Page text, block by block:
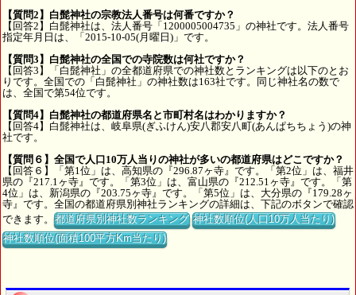
【質問2】白髭神社の宗教法人番号は何番ですか？
【回答2】白髭神社は、法人番号「1200005004735」の神社です。法人番号
指定年月日は、「2015-10-05(月曜日)」です。
【質問3】白髭神社の全国での寺院数は何社ですか？
【回答3】「白髭神社」の全都道府県での神社数とランキングは以下のとお
りです。全国での「白髭神社」の神社数は163社です。同じ神社名の数で
は、全国で第54位です。
【質問4】白髭神社の都道府県名と市町村名はわかりますか？
【回答4】白髭神社は、岐阜県(ぎふけん)安八郡安八町(あんぱちちょう)の神
社です。
【質問６】全国で人口10万人当りの神社が多いの都道府県はどこですか？
【回答６】「第1位」は、高知県の『296.87ヶ寺』です。「第2位」は、福井
県の『217.1ヶ寺』です。「第3位」は、富山県の『212.51ヶ寺』です。「第
4位」は、新潟県の『203.75ヶ寺』です。「第5位」は、大分県の『179.28ヶ
寺』です。全国の都道府県別神社ランキングの詳細は、下記のボタンで確認
できます。都道府県別神社数ランキング 神社数順位(人口10万人当たり)
神社数順位(面積100平方Km当たり)